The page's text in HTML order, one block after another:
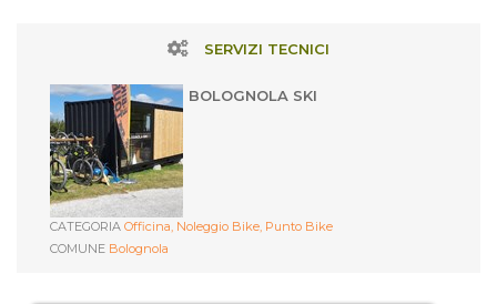
SERVIZI TECNICI
BOLOGNOLA SKI
CATEGORIA Officina, Noleggio Bike, Punto Bike
COMUNE Bolognola